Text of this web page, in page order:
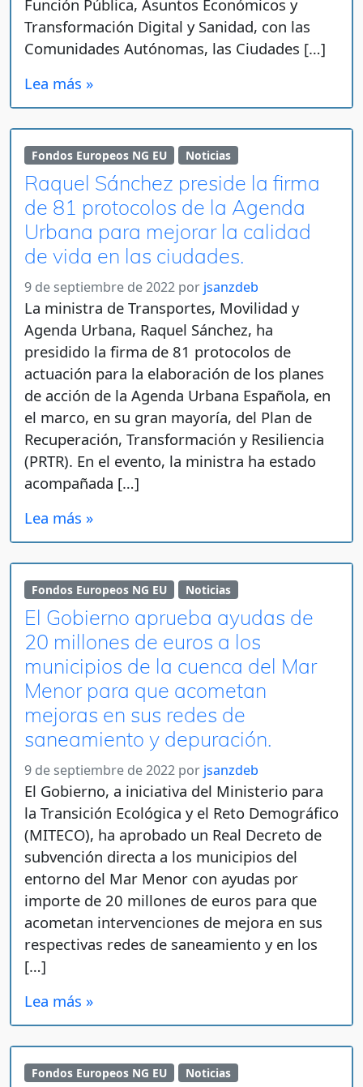
Función Pública, Asuntos Económicos y
Transformación Digital y Sanidad, con las
Comunidades Autónomas, las Ciudades […]
Lea más »
Fondos Europeos NG EU Noticias
Raquel Sánchez preside la firma
de 81 protocolos de la Agenda
Urbana para mejorar la calidad
de vida en las ciudades.
9 de septiembre de 2022 por jsanzdeb
La ministra de Transportes, Movilidad y
Agenda Urbana, Raquel Sánchez, ha
presidido la firma de 81 protocolos de
actuación para la elaboración de los planes
de acción de la Agenda Urbana Española, en
el marco, en su gran mayoría, del Plan de
Recuperación, Transformación y Resiliencia
(PRTR). En el evento, la ministra ha estado
acompañada […]
Lea más »
Fondos Europeos NG EU Noticias
El Gobierno aprueba ayudas de
20 millones de euros a los
municipios de la cuenca del Mar
Menor para que acometan
mejoras en sus redes de
saneamiento y depuración.
9 de septiembre de 2022 por jsanzdeb
El Gobierno, a iniciativa del Ministerio para
la Transición Ecológica y el Reto Demográfico
(MITECO), ha aprobado un Real Decreto de
subvención directa a los municipios del
entorno del Mar Menor con ayudas por
importe de 20 millones de euros para que
acometan intervenciones de mejora en sus
respectivas redes de saneamiento y en los
[…]
Lea más »
Fondos Europeos NG EU Noticias